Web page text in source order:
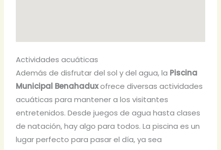
Actividades acuáticas
Además de disfrutar del sol y del agua, la Piscina
Municipal Benahaduxofrece diversas actividades
acuáticas para mantener a los visitantes
entretenidos. Desde juegos de agua hasta clases
de natación, hay algo para todos. La piscina es un
lugar perfecto para pasar el día, ya sea